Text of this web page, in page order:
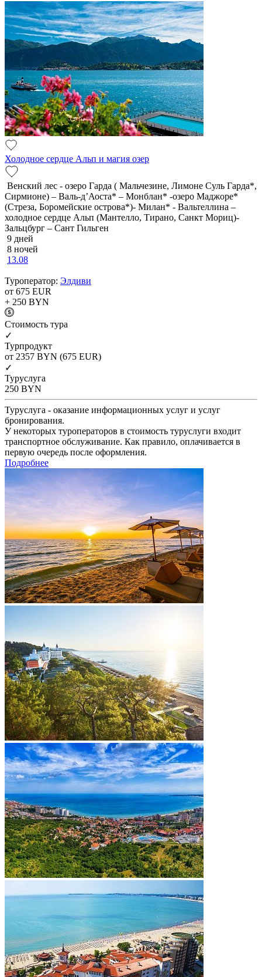
Холодное сердце Альп и магия озер
Венский лес - озеро Гарда ( Мальчезине, Лимоне Суль Гарда*,
Сирмионе) – Валь-д’Аоста* – Монблан* -озеро Маджоре*
(Стреза, Боромейские острова*)- Милан* - Вальтеллина –
холодное сердце Альп (Мантелло, Тирано, Санкт Мориц)-
Зальцбург – Сант Гильген
9 дней
8 ночей
13.08
Туроператор: Элдиви
от 675 EUR
+ 250 BYN
Cтоимость тура
✓
Турпродукт
от 2357 BYN (675 EUR)
✓
Туруслуга
250 BYN
Туруслуга - оказание информационных услуг и услуг
бронирования.
У некоторых туроператоров в стоимость туруслуги входит
транспортное обслуживание. Как правило, оплачивается в
первую очередь после оформления.
Подробнее